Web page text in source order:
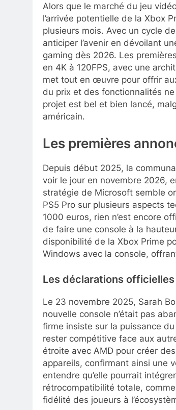
Alors que le marché du jeu
l’arrivée potentielle de la Xbox
plusieurs mois. Avec un cycle
anticiper l’avenir en dévoilant
gaming dès 2026. Les
en 4K à 120FPS, avec une
met tout en œuvre pour offrir
du prix et des fonctionnalités
projet est bel et bien lancé,
américain.
Les premières
Depuis début 2025, la
voir le jour en novembre 2026,
stratégie de Microsoft semble
PS5 Pro sur plusieurs aspects
1000 euros, rien n’est encore
de faire une console à la
disponibilité de la Xbox Prime
Windows avec la console,
Les déclarations
Le 23 novembre 2025, Sarah
nouvelle console n’était pas
firme insiste sur la puissance
rester compétitive face aux
étroite avec AMD pour créer
appareils, confirmant ainsi une
entendre qu’elle pourrait
rétrocompatibilité totale,
fidélité des joueurs à